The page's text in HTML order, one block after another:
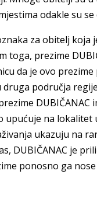
odakle su se
za obitelj koja
prezime
da je ovo
područja
DUBIČANAC
na lokalitet
ukazuju na
DUBIČANAC je
ponosno ga